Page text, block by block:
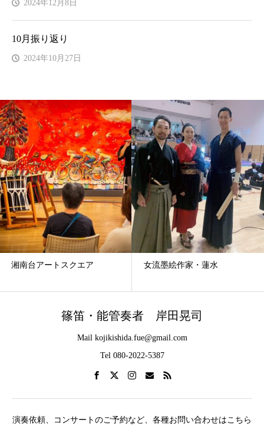
2024年12月8日
10月振り返り
2024年10月27日
湘南台アートスクエア 女流墨絵作家・蓮水
篠笛・能管奏者 岸田晃司
Mail kojikishida.fue@gmail.com
Tel 080-2022-5387
演奏依頼、コンサートのご予約など、各種お問い合わせはこちら